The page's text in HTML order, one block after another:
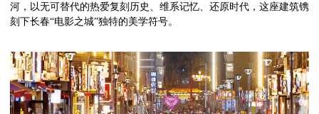
河，以无可替代的热爱复刻历史、维系记忆、还原时代，这座建筑镌
刻下长春“电影之城”独特的美学符号。